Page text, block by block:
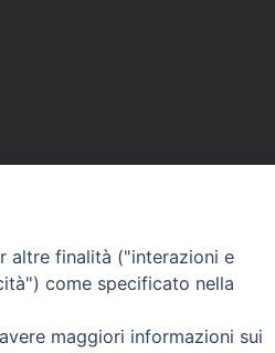
altre finalità ("interazioni e
come specificato nella
maggiori informazioni sui